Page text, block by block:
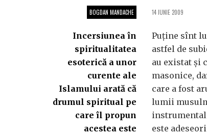
BOGDAN MANDACHE
Incersiunea în
spiritualitatea
esoterică a unor
curente ale
Islamului arată că
drumul spiritual pe
care îl propun
acestea este
14 IUNIE 2009
Puţine sînt
astfel de
au existat şi
masonice,
care a fost
lumii
este